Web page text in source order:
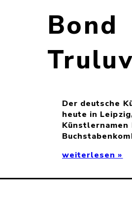
Bond
Truluv
Der deutsche
heute in
weiterlesen »